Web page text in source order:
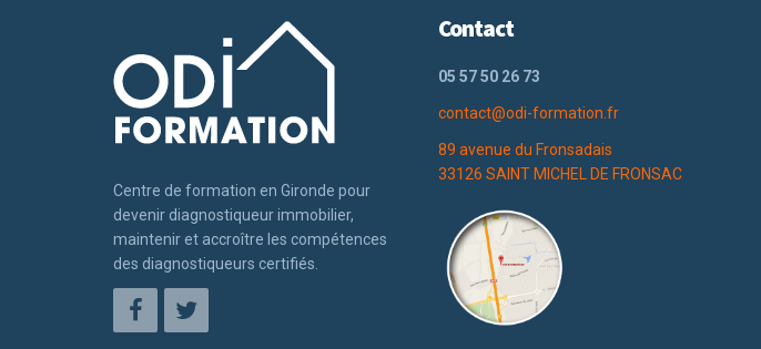
Centre de formation en Gironde pour
devenir diagnostiqueur immobilier,
maintenir et accroître les compétences
des diagnostiqueurs certifiés.
Contact
05 57 50 26 73
contact@odi-formation.fr
89 avenue du Fronsadais
33126 SAINT MICHEL DE FRONSAC